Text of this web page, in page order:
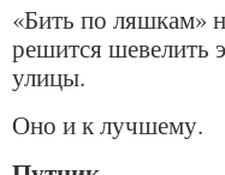
«Бить по ляшкам»
решится шевелить
улицы.
Оно и к лучшему.